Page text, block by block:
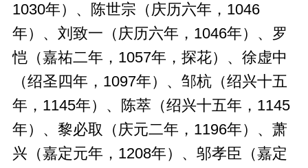
1030年）、陈世宗（庆历六年，1046
年）、刘致一（庆历六年，1046年）、罗
恺（嘉祐二年，1057年，探花）、徐虚中
（绍圣四年，1097年）、邹杭（绍兴十五
年，1145年）、陈萃（绍兴十五年，1145
年）、黎必取（庆元二年，1196年）、萧
兴（嘉定元年，1208年）、邬孝臣（嘉定